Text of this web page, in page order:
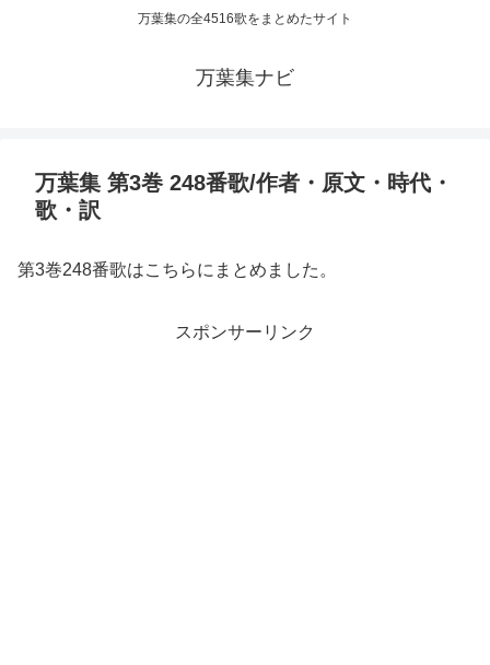
万葉集の全4516歌をまとめたサイト
万葉集ナビ
万葉集 第3巻 248番歌/作者・原文・時代・
歌・訳
第3巻248番歌はこちらにまとめました。
スポンサーリンク